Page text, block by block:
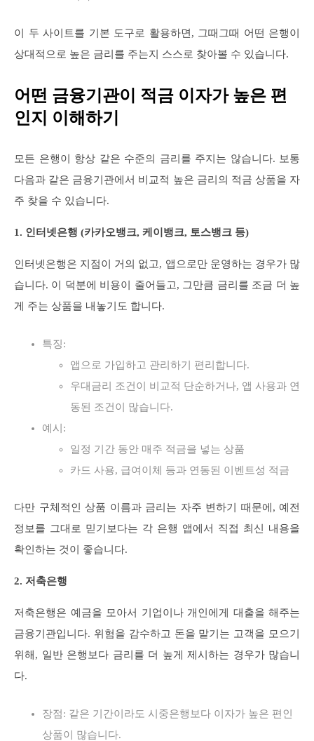
이 두 사이트를 기본 도구로 활용하면, 그때그때 어떤 은행이
상대적으로 높은 금리를 주는지 스스로 찾아볼 수 있습니다.
어떤 금융기관이 적금 이자가 높은 편
인지 이해하기
모든 은행이 항상 같은 수준의 금리를 주지는 않습니다. 보통
다음과 같은 금융기관에서 비교적 높은 금리의 적금 상품을 자
주 찾을 수 있습니다.
1. 인터넷은행 (카카오뱅크, 케이뱅크, 토스뱅크 등)
인터넷은행은 지점이 거의 없고, 앱으로만 운영하는 경우가 많
습니다. 이 덕분에 비용이 줄어들고, 그만큼 금리를 조금 더 높
게 주는 상품을 내놓기도 합니다.
특징:
앱으로 가입하고 관리하기 편리합니다.
우대금리 조건이 비교적 단순하거나, 앱 사용과 연
동된 조건이 많습니다.
예시:
일정 기간 동안 매주 적금을 넣는 상품
카드 사용, 급여이체 등과 연동된 이벤트성 적금
다만 구체적인 상품 이름과 금리는 자주 변하기 때문에, 예전
정보를 그대로 믿기보다는 각 은행 앱에서 직접 최신 내용을
확인하는 것이 좋습니다.
2. 저축은행
저축은행은 예금을 모아서 기업이나 개인에게 대출을 해주는
금융기관입니다. 위험을 감수하고 돈을 맡기는 고객을 모으기
위해, 일반 은행보다 금리를 더 높게 제시하는 경우가 많습니
다.
장점: 같은 기간이라도 시중은행보다 이자가 높은 편인
상품이 많습니다.